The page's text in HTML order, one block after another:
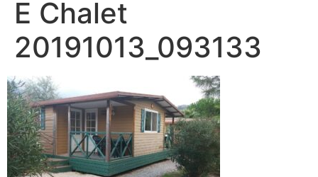
E Chalet
20191013_093133